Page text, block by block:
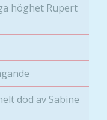
höghet Rupert
död av Sabine